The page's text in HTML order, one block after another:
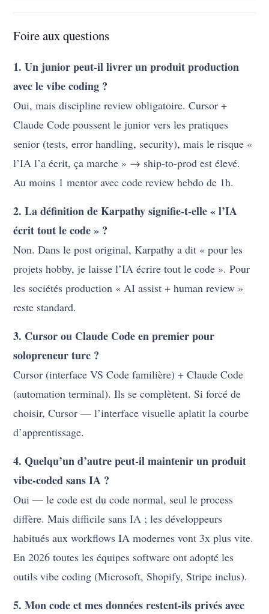
Foire aux questions
1. Un junior peut-il livrer un produit production
avec le vibe coding ?
Oui, mais discipline review obligatoire. Cursor +
Claude Code poussent le junior vers les pratiques
senior (tests, error handling, security), mais le risque «
l’IA l’a écrit, ça marche » → ship-to-prod est élevé.
Au moins 1 mentor avec code review hebdo de 1h.
2. La définition de Karpathy signifie-t-elle « l’IA
écrit tout le code » ?
Non. Dans le post original, Karpathy a dit « pour les
projets hobby, je laisse l’IA écrire tout le code ». Pour
les sociétés production « AI assist + human review »
reste standard.
3. Cursor ou Claude Code en premier pour
solopreneur turc ?
Cursor (interface VS Code familière) + Claude Code
(automation terminal). Ils se complètent. Si forcé de
choisir, Cursor — l’interface visuelle aplatit la courbe
d’apprentissage.
4. Quelqu’un d’autre peut-il maintenir un produit
vibe-coded sans IA ?
Oui — le code est du code normal, seul le process
diffère. Mais difficile sans IA ; les développeurs
habitués aux workflows IA modernes vont 3x plus vite.
En 2026 toutes les équipes software ont adopté les
outils vibe coding (Microsoft, Shopify, Stripe inclus).
5. Mon code et mes données restent-ils privés avec